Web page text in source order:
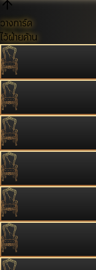
วางการ์ด
ไว้ฝ่ายค้าน